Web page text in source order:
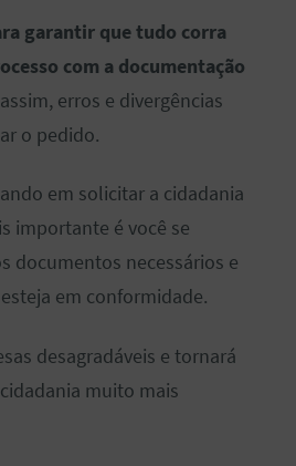
garantir que tudo corra
com a documentação
erros e divergências
o pedido.
em solicitar a cidadania
importante é você se
documentos necessários e
em conformidade.
desagradáveis e tornará
muito mais